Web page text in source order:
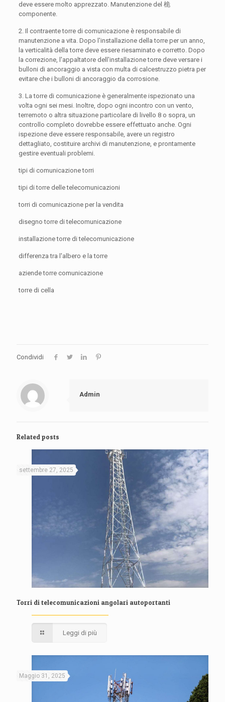
deve essere molto apprezzato. Manutenzione del 桅
componente.
2. Il contraente torre di comunicazione è responsabile di
manutenzione a vita. Dopo l'installazione della torre per un anno,
la verticalità della torre deve essere riesaminato e corretto. Dopo
la correzione, l'appaltatore dell'installazione torre deve versare i
bulloni di ancoraggio a vista con multa di calcestruzzo pietra per
evitare che i bulloni di ancoraggio da corrosione.
3. La torre di comunicazione è generalmente ispezionato una
volta ogni sei mesi. Inoltre, dopo ogni incontro con un vento,
terremoto o altra situazione particolare di livello 8 o sopra, un
controllo completo dovrebbe essere effettuato anche. Ogni
ispezione deve essere responsabile, avere un registro
dettagliato, costituire archivi di manutenzione, e prontamente
gestire eventuali problemi.
tipi di comunicazione torri
tipi di torre delle telecomunicazioni
torri di comunicazione per la vendita
disegno torre di telecomunicazione
installazione torre di telecomunicazione
differenza tra l'albero e la torre
aziende torre comunicazione
torre di cella
Condividi
Admin
Related posts
settembre 27, 2025
Torri di telecomunicazioni angolari autoportanti
Leggi di più
Maggio 31, 2025